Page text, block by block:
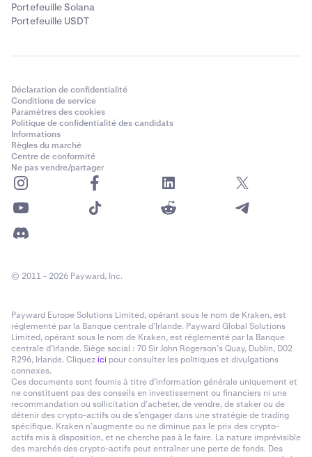
Coin98
PF_CAKEUSD
PancakeSwap
PF_CATIUSD
CATI
Catizen
CAT
PF_CELOUSD
CELO
Celo
PF_CELRUSD
Portefeuille Solana
Portefeuille USDT
Déclaration de confidentialité
Conditions de service
Paramètres des cookies
Politique de confidentialité des candidats
Informations
Règles du marché
Centre de conformité
Ne pas vendre/partager
© 2011 - 2026 Payward, Inc.
Payward Europe Solutions Limited, opérant sous le nom de Kraken, est
réglementé par la Banque centrale d’Irlande. Payward Global Solutions
Limited, opérant sous le nom de Kraken, est réglementé par la Banque
centrale d’Irlande. Siège social : 70 Sir John Rogerson’s Quay, Dublin, D02
R296, Irlande. Cliquezici pour consulter les politiques et divulgations
connexes.
Ces documents sont fournis à titre d’information générale uniquement et
ne constituent pas des conseils en investissement ou financiers ni une
recommandation ou sollicitation d’acheter, de vendre, de staker ou de
détenir des crypto-actifs ou de s’engager dans une stratégie de trading
spécifique. Kraken n’augmente ou ne diminue pas le prix des crypto-
actifs mis à disposition, et ne cherche pas à le faire. La nature imprévisible
des marchés des crypto-actifs peut entraîner une perte de fonds. Des